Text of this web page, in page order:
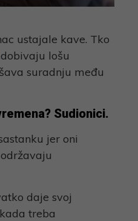
ustajale kave. Tko
dobivaju lošu
suradnju među
Sudionici.
jer oni
daje svoj
treba